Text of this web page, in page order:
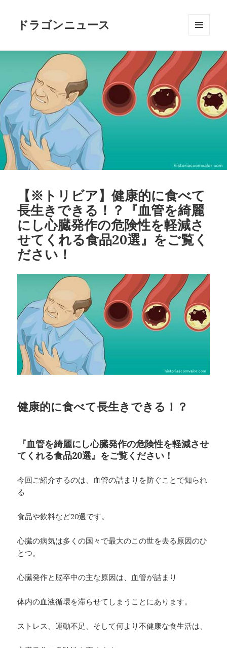
ドラゴンニュース
ーとウ
ィジェ
ット
【※トリビア】健康的に食べて
長生きできる！？『血管を綺麗
にし心臓発作の危険性を軽減さ
せてくれる食品20選』をご覧く
ださい！
健康的に食べて長生きできる！？
『血管を綺麗にし心臓発作の危険性を軽減させ
てくれる食品20選』をご覧ください！
今回ご紹介するのは、血管の詰まりを防ぐことで知られ
る
食品や飲料など20選です。
心臓の病気は多くの国々で最大のこの世を去る原因のひ
とつ。
心臓発作と脳卒中の主な原因は、血管が詰まり
体内の血液循環を滞らせてしまうことにあります。
ストレス、運動不足、そして何より不健康な食生活は、